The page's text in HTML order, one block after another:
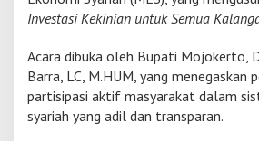
r
t
:
E
o
n
Investasi Kekinian untuk Semua
Acara dibuka oleh Bupati Mojokerto,
Barra, LC, M.HUM, yang menegaskan
partisipasi aktif masyarakat dalam
syariah yang adil dan transparan.